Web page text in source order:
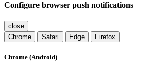
Configure browser push notifications
close
Chrome
Safari Edge Firefox
Chrome (Android)